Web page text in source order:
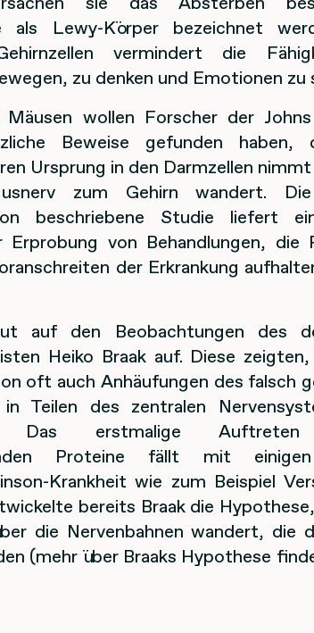
als Lewy-Körper bezeichnet
vermindert die
zu denken und Emotionen zu
wollen Forscher der
Beweise gefunden haben,
Ursprung in den Darmzellen
zum Gehirn wandert.
beschriebene Studie liefert
von Behandlungen, die
der Erkrankung
auf den Beobachtungen des
Heiko Braak auf. Diese
oft auch Anhäufungen des falsch
Teilen des zentralen
Das erstmalige
Proteine fällt mit
Krankheit wie zum Beispiel
bereits Braak die
die Nervenbahnen wandert, die
(mehr über Braaks Hypothese